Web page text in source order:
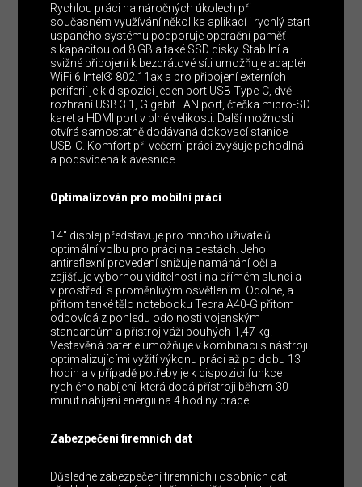
Rychlou práci na náročných úkolech při
současném využívání několika aplikací i rychlý start
uspaného systému podporuje operační paměť
s kapacitou od 8 GB a také SSD disky. Stabilní a
svižné připojení k bezdrátové síti umožňuje adaptér
WiFi 6 Intel® 802.11ax a pro připojení externích
periferií je k dispozici jeden port USB Type-C, dvě
rozhraní USB 3.1, Gigabit LAN port, čtečka micro-SD
karet a HDMI port v plné velikosti. Další možnosti
otvírá samostatně dodávaná dokovací stanice
USB-C. Komfort při večerní práci zvyšuje pohodlná
a podsvícená klávesnice.
Optimalizován pro mobilní práci
14“ displej představuje pro mnoho uživatelů
optimální volbu pro práci na cestách. Jeho
antireflexní provedení snižuje namáhání očí a
zajišťuje výbornou viditelnost i na přímém slunci a
v prostředí s proměnlivým osvětlením. Odolné, a
přitom tenké tělo notebooku Tecra A40-G přitom
odpovídá z pohledu odolnosti vojenským
standardům a přístroj váží pouhých 1,47 kg.
Vestavěná baterie umožňuje v kombinaci s nástroji
optimalizujícími vyžití výkonu práci až po dobu 13
hodin a v případě potřeby je k dispozici funkce
rychlého nabíjení, která dodá přístroji během 30
minut nabíjení energii na 4 hodiny práce.
Zabezpečení firemních dat
Důsledné zabezpečení firemních i osobních dat